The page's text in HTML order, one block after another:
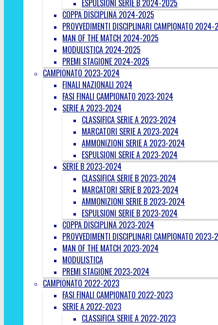
ESPULSIONI SERIE B 2024-2025
COPPA DISCIPLINA 2024-2025
PROVVEDIMENTI DISCIPLINARI CAMPIONATO
MAN OF THE MATCH 2024-2025
MODULISTICA 2024-2025
PREMI STAGIONE 2024-2025
CAMPIONATO 2023-2024
FINALI NAZIONALI 2024
FASI FINALI CAMPIONATO 2023-2024
SERIE A 2023-2024
CLASSIFICA SERIE A 2023-2024
MARCATORI SERIE A 2023-2024
AMMONIZIONI SERIE A 2023-2024
ESPULSIONI SERIE A 2023-2024
SERIE B 2023-2024
CLASSIFICA SERIE B 2023-2024
MARCATORI SERIE B 2023-2024
AMMONIZIONI SERIE B 2023-2024
ESPULSIONI SERIE B 2023-2024
COPPA DISCIPLINA 2023-2024
PROVVEDIMENTI DISCIPLINARI CAMPIONATO
MAN OF THE MATCH 2023-2024
MODULISTICA
PREMI STAGIONE 2023-2024
CAMPIONATO 2022-2023
FASI FINALI CAMPIONATO 2022-2023
SERIE A 2022-2023
CLASSIFICA SERIE A 2022-2023